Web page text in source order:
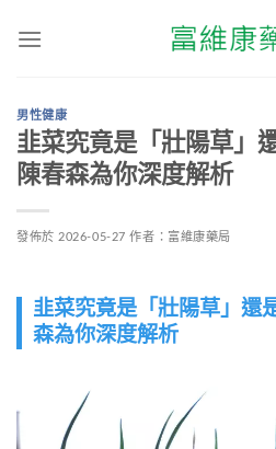
男性健康
韭菜究竟是「壯陽草」
陳春森為你深度解析
發佈於 2026-05-27 作者： 富維康藥局
韭菜究竟是「壯陽草」還
森為你深度解析